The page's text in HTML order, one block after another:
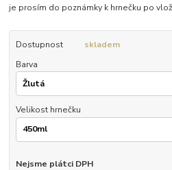
je prosím do poznámky k hrnečku po
Dostupnost
skladem
Barva
Velikost hrnečku
Nejsme plátci DPH